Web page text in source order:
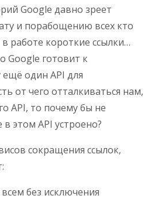
Google давно зреет
и порабощению всех кто
работе короткие ссылки…
Google готовит к
один API для
от чего отталкиваться нам,
API, то почему бы не
этом API устроено?
сокращения ссылок,
без исключения